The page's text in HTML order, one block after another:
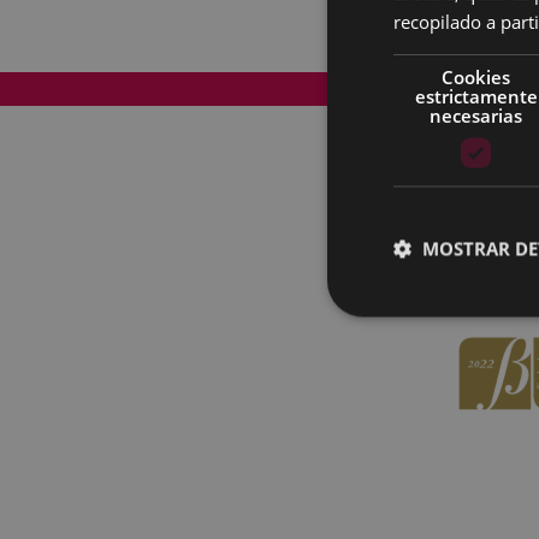
Mapa del Sitio
recopilado a
Cookies
estrictamente
necesarias
MOSTRAR